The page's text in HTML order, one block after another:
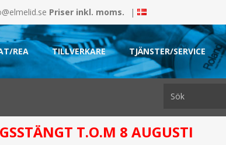
Priser inkl. moms. |
REA TILLVERKARE TJÄNSTER/SERVICE
T.O.M 8 AUGUSTI